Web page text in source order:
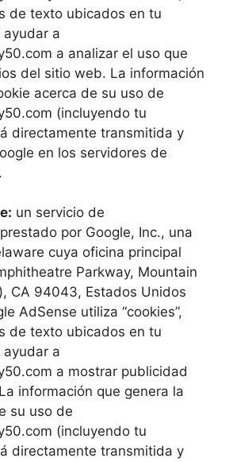
de texto ubicados en tu
ayudar a
a analizar el uso que
del sitio web. La información
acerca de su uso de
(incluyendo tu
directamente transmitida y
en los servidores de
un servicio de
por Google, Inc., una
cuya oficina principal
Parkway, Mountain
CA 94043, Estados Unidos
AdSense utiliza “cookies”,
de texto ubicados en tu
ayudar a
a mostrar publicidad
información que genera la
su uso de
(incluyendo tu
directamente transmitida y